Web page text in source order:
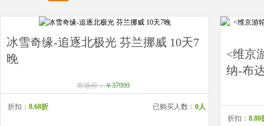
冰雪奇缘-追逐北极光 芬兰挪威 10天7
晚
市场价：￥37999
折扣： 8.68折 已购买人数： 0人
<维京
纳-布
折扣： 8.80